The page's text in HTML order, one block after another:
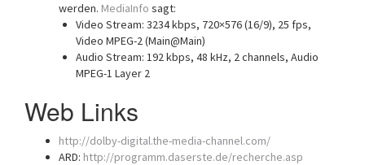
werden. MediaInfo sagt:
Video Stream: 3234 kbps, 720×576 (16/9), 25 fps,
Video MPEG-2 (Main@Main)
Audio Stream: 192 kbps, 48 kHz, 2 channels, Audio
MPEG-1 Layer 2
Web Links
http://dolby-digital.the-media-channel.com/
ARD: http://programm.daserste.de/recherche.asp